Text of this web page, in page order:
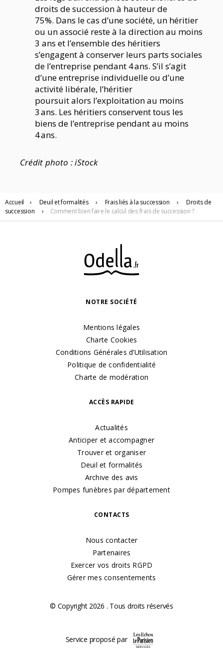
droits de succession à hauteur de
75%. Dans le cas d’une société, un héritier
ou un associé reste à la direction au moins
3 ans et l’ensemble des héritiers
s’engagent à conserver leurs parts sociales
de l’entreprise pendant 4 ans. S’il s’agit
d’une entreprise individuelle ou d’une
activité libérale, l’héritier
poursuit alors l’exploitation au moins
3 ans. Les héritiers conservent tous les
biens de l’entreprise pendant au moins
4 ans.
Crédit photo : iStock
Accueil › Deuil et formalités › Frais liés à la succession ›
Droits de
succession
› Comment bien faire le calcul des frais de succession ?
NOTRE SOCIÉTÉ
Mentions légales
Charte Cookies
Conditions Générales d’Utilisation
Politique de confidentialité
Charte de modération
ACCÈS RAPIDE
Actualités
Anticiper et accompagner
Trouver et organiser
Deuil et formalités
Archive des avis
Pompes funèbres par département
CONTACTS
Nous contacter
Partenaires
Exercer vos droits RGPD
Gérer mes consentements
© Copyright 2026 . Tous droits réservés
Service proposé par